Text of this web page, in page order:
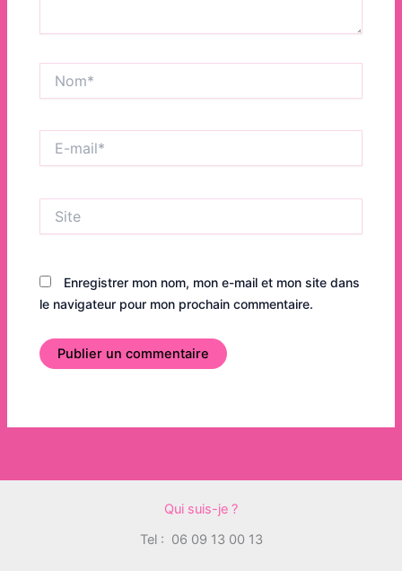
mail*
Enregistrer mon nom, mon e-mail et mon site dans
le navigateur pour mon prochain commentaire.
Qui suis-je ?
Tel : 06 09 13 00 13